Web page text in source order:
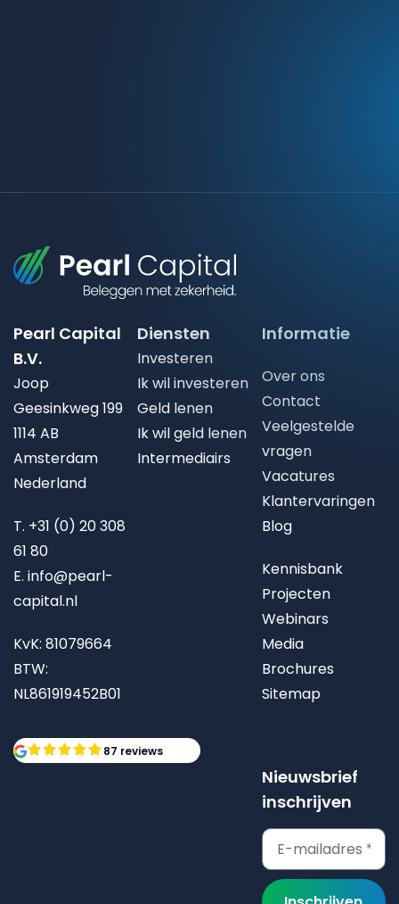
Pearl Capital
B.V.
Joop
Geesinkweg 199
1114 AB
Amsterdam
Nederland
T. +31 (0) 20 308
61 80
E. info@pearl-
capital.nl
KvK: 81079664
BTW:
NL861919452B01
87 reviews
Diensten
Investeren
Ik wil investeren
Geld lenen
Ik wil geld lenen
Intermediairs
Informatie
Over ons
Contact
Veelgestelde
vragen
Vacatures
Klantervaringen
Blog
Kennisbank
Projecten
Webinars
Media
Brochures
Sitemap
Nieuwsbrief
inschrijven